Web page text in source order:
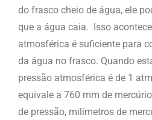
do frasco cheio de água, ele
que a água caia. Isso
atmosférica é suficiente para
da água no frasco. Quando
pressão atmosférica é de 1
equivale a 760 mm de
de pressão, milímetros de